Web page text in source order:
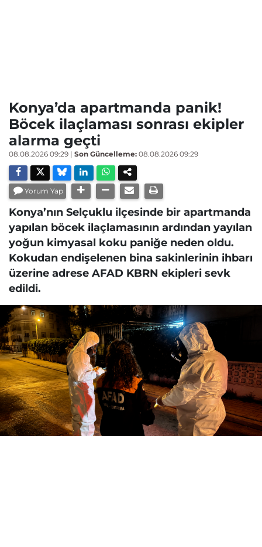
Konya’da apartmanda panik!
Böcek ilaçlaması sonrası ekipler
alarma geçti
08.08.2026 09:29 | Son Güncelleme: 08.08.2026 09:29
Yorum Yap
Konya’nın Selçuklu ilçesinde bir apartmanda
yapılan böcek ilaçlamasının ardından yayılan
yoğun kimyasal koku paniğe neden oldu.
Kokudan endişelenen bina sakinlerinin ihbarı
üzerine adrese AFAD KBRN ekipleri sevk
edildi.